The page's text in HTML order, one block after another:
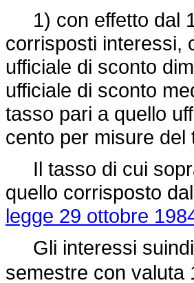
1) con effetto dal
corrisposti interessi,
ufficiale di sconto
ufficiale di sconto
tasso pari a quello
cento per misure
Il tasso di cui
quello corrisposto
legge 29 ottobre
Gli interessi
semestre con valuta